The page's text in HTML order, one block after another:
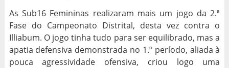
As Sub16 Femininas realizaram mais um jogo da 2.ª
Fase do Campeonato Distrital, desta vez contra o
Illiabum. O jogo tinha tudo para ser equilibrado, mas a
apatia defensiva demonstrada no 1.º período, aliada à
pouca agressividade ofensiva, criou logo uma